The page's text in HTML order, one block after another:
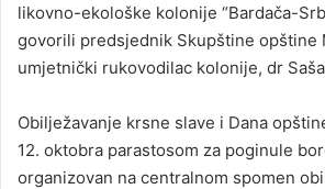
likovno-ekološke kolonije “Bardača-
govorili predsjednik Skupštine opštine
umjetnički rukovodilac kolonije, dr
Obilježavanje krsne slave i Dana
12. oktobra parastosom za poginule
organizovan na centralnom spomen